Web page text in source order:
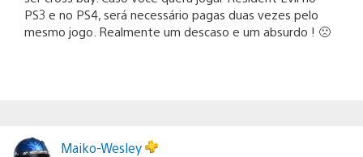
PS3 e no PS4, será necessário pagas duas vezes pelo
mesmo jogo. Realmente um descaso e um absurdo ! 🙁
Maiko-Wesley